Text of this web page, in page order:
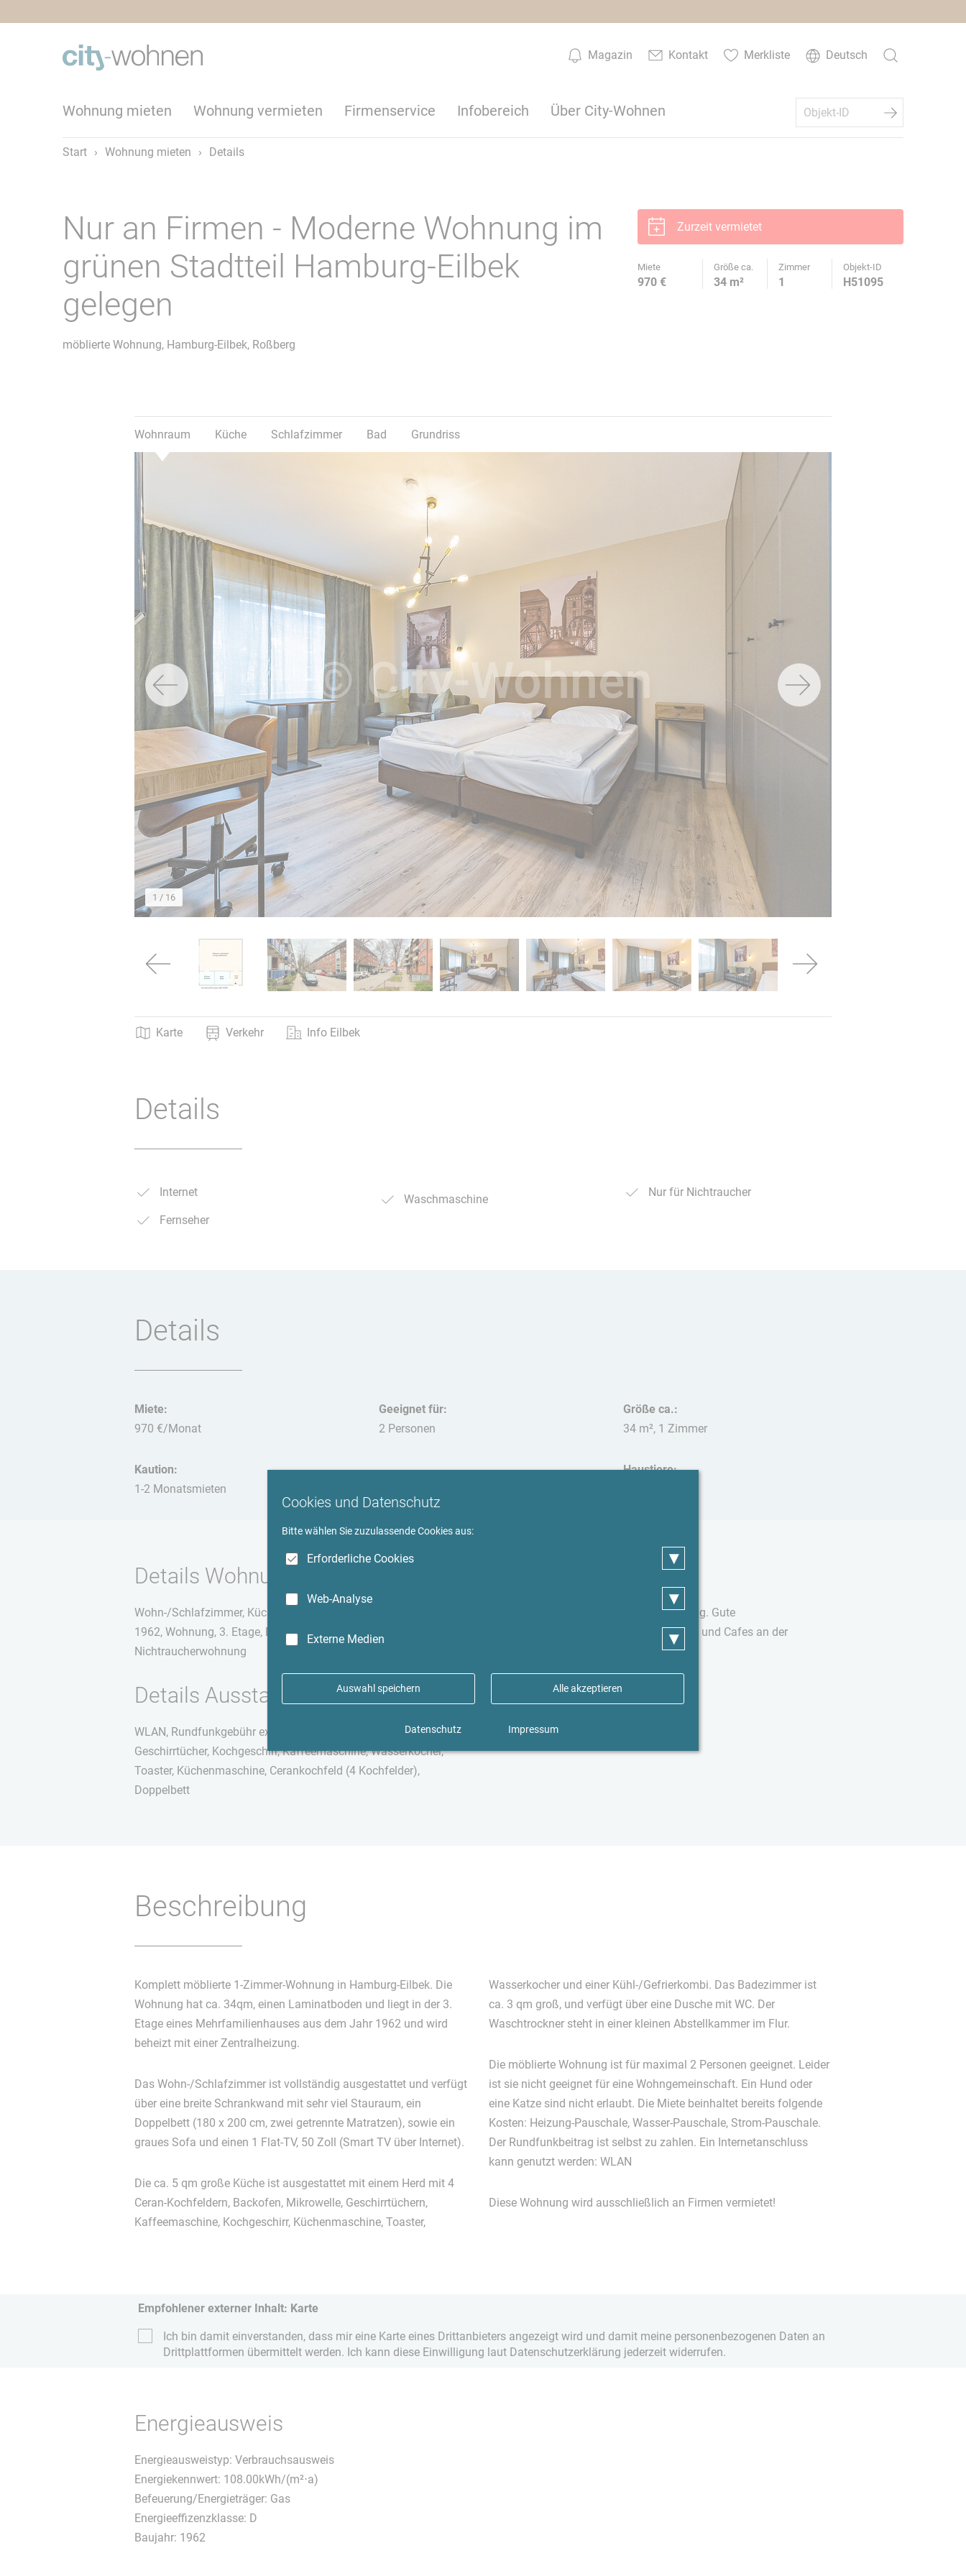
Magazin Kontakt Merkliste Deutsch
Wohnung mieten Wohnung vermieten Firmenservice Infobereich Über City-Wohnen
Start › Wohnung mieten › Details
Nur an Firmen - Moderne Wohnung im
grünen Stadtteil Hamburg-Eilbek
gelegen
möblierte Wohnung, Hamburg-Eilbek, Roßberg
Wohnraum Küche Schlafzimmer Bad Grundriss
1 / 16
Zurzeit vermietet
Miete Größe ca. Zimmer Objekt-ID
970 € 34 m² 1 H51095
Karte Verkehr Info Eilbek
Details
Internet
Fernseher
Waschmaschine
Nur für Nichtraucher
Details
Miete:
970 €/Monat
Kaution:
1-2 Monatsmieten
Geeignet für:
2 Personen
Größe ca.:
34 m², 1 Zimmer
Haustiere:
Details Wohnung
Wohn-/Schlafzimmer, Küche (separater Raum), Dusche, Baujahr
1962, Wohnung, 3. Etage, Laminatboden, Zentralheizung,
Nichtraucherwohnung
Details Ausstattung
WLAN, Rundfunkgebühr exkl., Smart-TV, Flat-TV, Internet IP,
Geschirrtücher, Kochgeschirr, Kaffeemaschine, Wasserkocher,
Toaster, Küchenmaschine, Cerankochfeld (4 Kochfelder),
Doppelbett
Viele Parks und Grünanlagen in Umgebung. Gute
Einkaufsmöglichkeiten, Restaurants, Bars und Cafes an der
Beschreibung
Komplett möblierte 1-Zimmer-Wohnung in Hamburg-Eilbek. Die
Wohnung hat ca. 34qm, einen Laminatboden und liegt in der 3.
Etage eines Mehrfamilienhauses aus dem Jahr 1962 und wird
beheizt mit einer Zentralheizung.
Das Wohn-/Schlafzimmer ist vollständig ausgestattet und verfügt
über eine breite Schrankwand mit sehr viel Stauraum, ein
Doppelbett (180 x 200 cm, zwei getrennte Matratzen), sowie ein
graues Sofa und einen 1 Flat-TV, 50 Zoll (Smart TV über Internet).
Die ca. 5 qm große Küche ist ausgestattet mit einem Herd mit 4
Ceran-Kochfeldern, Backofen, Mikrowelle, Geschirrtüchern,
Kaffeemaschine, Kochgeschirr, Küchenmaschine, Toaster,
Wasserkocher und einer Kühl-/Gefrierkombi. Das Badezimmer ist
ca. 3 qm groß, und verfügt über eine Dusche mit WC. Der
Waschtrockner steht in einer kleinen Abstellkammer im Flur.
Die möblierte Wohnung ist für maximal 2 Personen geeignet. Leider
ist sie nicht geeignet für eine Wohngemeinschaft. Ein Hund oder
eine Katze sind nicht erlaubt. Die Miete beinhaltet bereits folgende
Kosten: Heizung-Pauschale, Wasser-Pauschale, Strom-Pauschale.
Der Rundfunkbeitrag ist selbst zu zahlen. Ein Internetanschluss
kann genutzt werden: WLAN
Diese Wohnung wird ausschließlich an Firmen vermietet!
Empfohlener externer Inhalt: Karte
Ich bin damit einverstanden, dass mir eine Karte eines Drittanbieters angezeigt wird und damit meine personenbezogenen Daten an
Drittplattformen übermittelt werden. Ich kann diese Einwilligung laut Datenschutzerklärung jederzeit widerrufen.
Energieausweis
Energieausweistyp: Verbrauchsausweis
Energiekennwert: 108.00kWh/(m²⋅a)
Befeuerung/Energieträger: Gas
Energieeffizenzklasse: D
Baujahr: 1962
Cookies und Datenschutz
Bitte wählen Sie zuzulassende Cookies aus:
Erforderliche Cookies ▾
Web-Analyse ▾
Externe Medien ▾
Auswahl speichern Alle akzeptieren
Datenschutz Impressum